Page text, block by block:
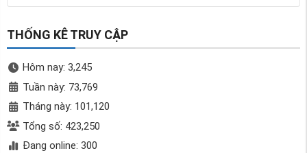
THỐNG KÊ TRUY CẬP
Hôm nay: 3,245
Tuần này: 73,769
Tháng này: 101,120
Tổng số: 423,250
Đang online: 300